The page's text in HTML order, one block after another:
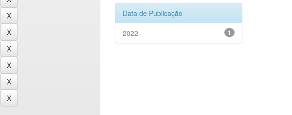
Data de Publicação
1
2022